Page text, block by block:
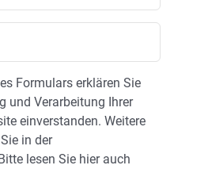
Formulars erklären Sie
und Verarbeitung Ihrer
einverstanden. Weitere
in der
Bitte lesen Sie hier auch